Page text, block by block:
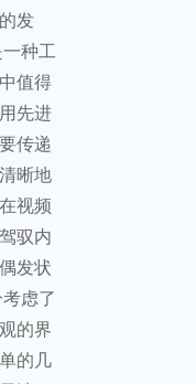
发
种工
值得
先进
传递
晰地
视频
驭内
发状
虑了
的界
的几